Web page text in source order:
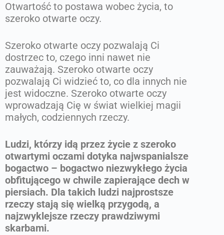
Otwartość to postawa wobec życia, to
szeroko otwarte oczy.
Szeroko otwarte oczy pozwalają Ci
dostrzec to, czego inni nawet nie
zauważają. Szeroko otwarte oczy
pozwalają Ci widzieć to, co dla innych nie
jest widoczne. Szeroko otwarte oczy
wprowadzają Cię w świat wielkiej magii
małych, codziennych rzeczy.
Ludzi, którzy idą przez życie z szeroko
otwartymi oczami dotyka najwspanialsze
bogactwo – bogactwo niezwykłego życia
obfitującego w chwile zapierające dech w
piersiach. Dla takich ludzi najprostsze
rzeczy stają się wielką przygodą, a
najzwyklejsze rzeczy prawdziwymi
skarbami.